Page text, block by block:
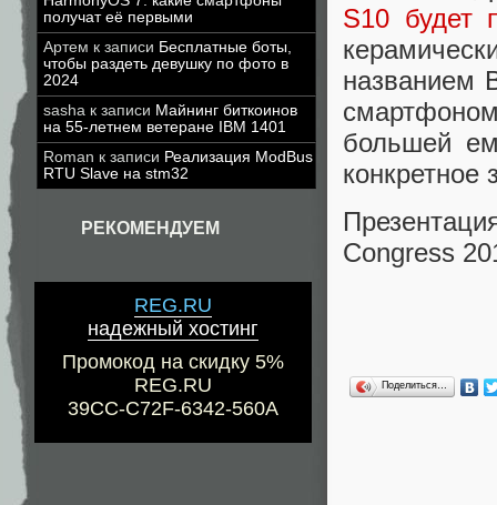
получат её первыми
Артем к записи Бесплатные боты,
чтобы раздеть девушку по фото в
2024
sasha к записи Майнинг биткоинов
на 55-летнем ветеране IBM 1401
Roman к записи Реализация ModBus
RTU Slave на stm32
РЕКОМЕНДУЕМ
REG.RU
надежный хостинг
Промокод на скидку 5%
REG.RU
39CC-C72F-6342-560A
S10 будет
названием
большей
конкретное
Congress
Поделиться…